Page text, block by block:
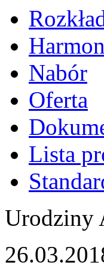
Nabór
Oferta
Lista
Urodziny